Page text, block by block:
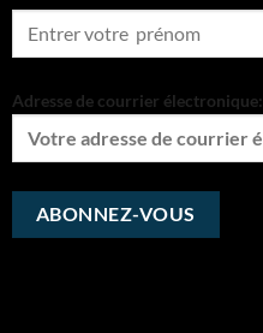
Adresse de courrier électronique: